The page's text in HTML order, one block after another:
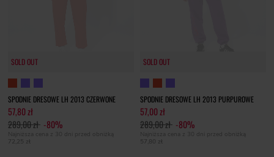
SOLD OUT
SPODNIE DRESOWE LH 2013 CZERWONE
57,80 zł
289,00 zł -80%
Najniższa cena z 30 dni przed obniżką
72,25 zł
SOLD OUT
SPODNIE DRESOWE LH 2013 PURPUROWE
57,00 zł
289,00 zł -80%
Najniższa cena z 30 dni przed obniżką
57,80 zł